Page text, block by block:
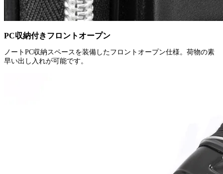
PC収納付きフロントオープン
ノートPC収納スペースを装備したフロントオープン仕様。荷物の素
早い出し入れが可能です。